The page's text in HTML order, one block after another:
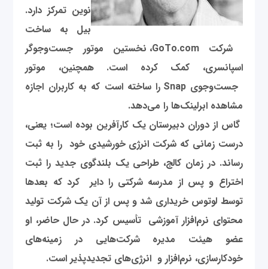
نوین تمرکز دارد.
بیل به ساخت
شرکت GoTo.com، نخستین موتور جست‌وجوگر
اسپانسری، کمک کرده است. همچنین، موتور
جست‌وجوی Snap را ساخته است که به کاربران اجازه
مشاهده ابرلینک‌ها را می‌دهد.
گاس از دوران دبیرستان یک کارآفرین بوده است؛ یعنی،
درست زمانی که شرکت انرژی خورشیدی خود را به ثبت
رساند. در زمان کالج، طراحی یک بلندگوی جدید را ثبت
اختراع و پس از مدرسه شرکتی را دایر کرد که بعدها
توسط لوتوس خریداری شد و پس از آن یک شرکت تولید
محتوای نرم‌افزار آموزشی تأسیس کرد. در حال حاضر، او
عضو هیئت مدیره شرکت‌هایی در زمینه‌های
خودکارسازی، نرم‌افزار و انرژی‌های تجدیدپذیر است.